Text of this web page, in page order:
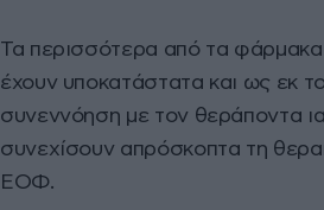
Τα περισσότερα από τα φάρμακα
έχουν υποκατάστατα και ως εκ
συνεννόηση με τον θεράποντα
συνεχίσουν απρόσκοπτα τη
ΕΟΦ.